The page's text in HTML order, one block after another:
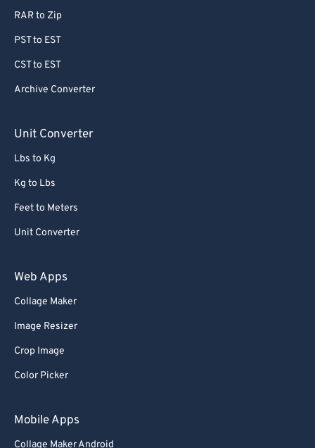
RAR to Zip
PST to EST
CST to EST
Archive Converter
Unit Converter
Lbs to Kg
Kg to Lbs
Feet to Meters
Unit Converter
Web Apps
Collage Maker
Image Resizer
Crop Image
Color Picker
Mobile Apps
Collage Maker Android